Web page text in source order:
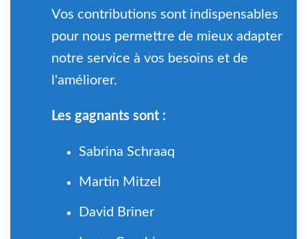
Vos contributions sont indispensables
pour nous permettre de mieux adapter
notre service à vos besoins et de
l'améliorer.
Les gagnants sont :
Sabrina Schraaq
Martin Mitzel
David Briner